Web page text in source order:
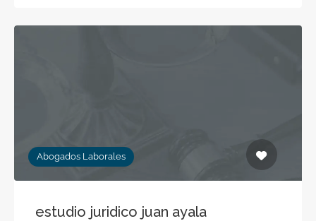
Abogados Laborales
estudio juridico juan ayala